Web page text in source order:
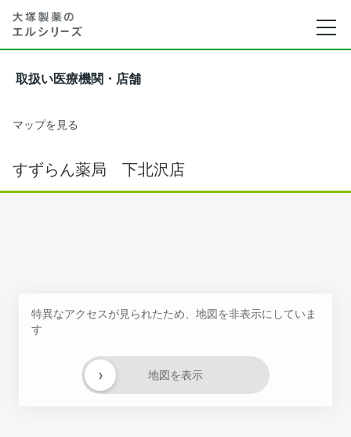
取扱い医療機関・店舗
マップを見る
すずらん薬局 下北沢店
特異なアクセスが見られたため、地図を非表示にしていま
す
地図を表示
›